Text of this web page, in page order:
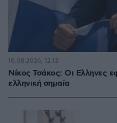
Νίκος Τσάκος: Οι Ελληνες
ελληνική σημαία
10.08.2026, 12:13